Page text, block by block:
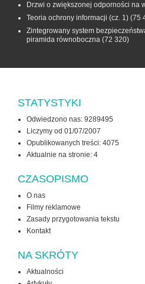
Drzwi o zwiększonej odporności na
Teoria ochrony informacji (cz. 1) (75
Zintegrowany system
piramida równoboczna (72 320)
STATYSTYKI
Odwiedzono nas: 9289495
Liczymy od 01/07/2007
Opublikowanych treści: 4075
Aktualnie na stronie: 4
CZASOPISMO
O nas
Filmy reklamowe
Zasady przygotowania tekstu
Kontakt
NA SKRÓTY
Aktualności